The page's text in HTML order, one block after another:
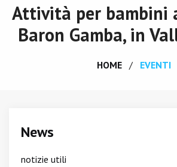
Attività per bambini
Baron Gamba, in
HOME EVENTI
News
notizie utili